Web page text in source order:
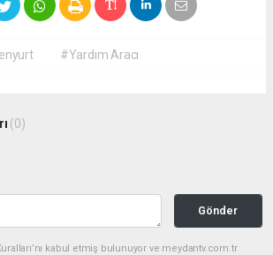
#Yardım Aracı
(0)
Gönder
kabul etmiş bulunuyor ve meydantv.com.tr